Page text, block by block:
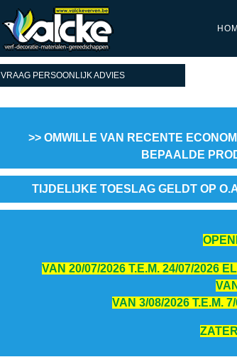
VRAAG PERSOONLIJK ADVIES
>> OMWILLE VAN RECENTE
BEPAALDE
TIJDELIJKE TOESLAG GELDT OP
VAN 20/07/2026 T.E.M. 24/07/2026
VAN 3/08/2026 T.E.M.